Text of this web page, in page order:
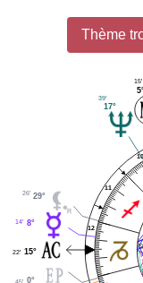
Thème
10
11
12
15'
17°
39'
29°
26'
8°
14'
15°
22'
0°